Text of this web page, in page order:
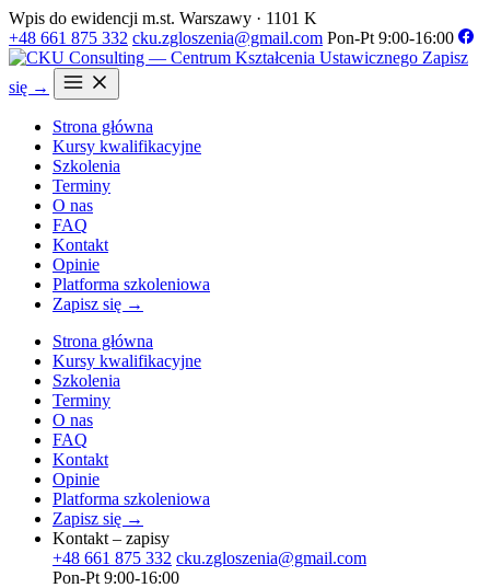
Wpis do ewidencji m.st. Warszawy · 1101 K
+48 661 875 332 cku.zgloszenia@gmail.com Pon-Pt 9:00-16:00
Zapisz
się →
Strona główna
Kursy kwalifikacyjne
Szkolenia
Terminy
O nas
FAQ
Kontakt
Opinie
Platforma szkoleniowa
Zapisz się →
Strona główna
Kursy kwalifikacyjne
Szkolenia
Terminy
O nas
FAQ
Kontakt
Opinie
Platforma szkoleniowa
Zapisz się →
Kontakt – zapisy
+48 661 875 332 cku.zgloszenia@gmail.com
Pon-Pt 9:00-16:00